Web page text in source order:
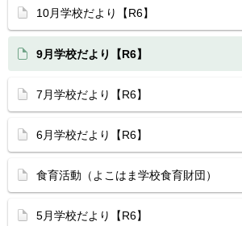
10月学校だより【R6】
9月学校だより【R6】
7月学校だより【R6】
6月学校だより【R6】
食育活動（よこはま学校食育財団）
5月学校だより【R6】